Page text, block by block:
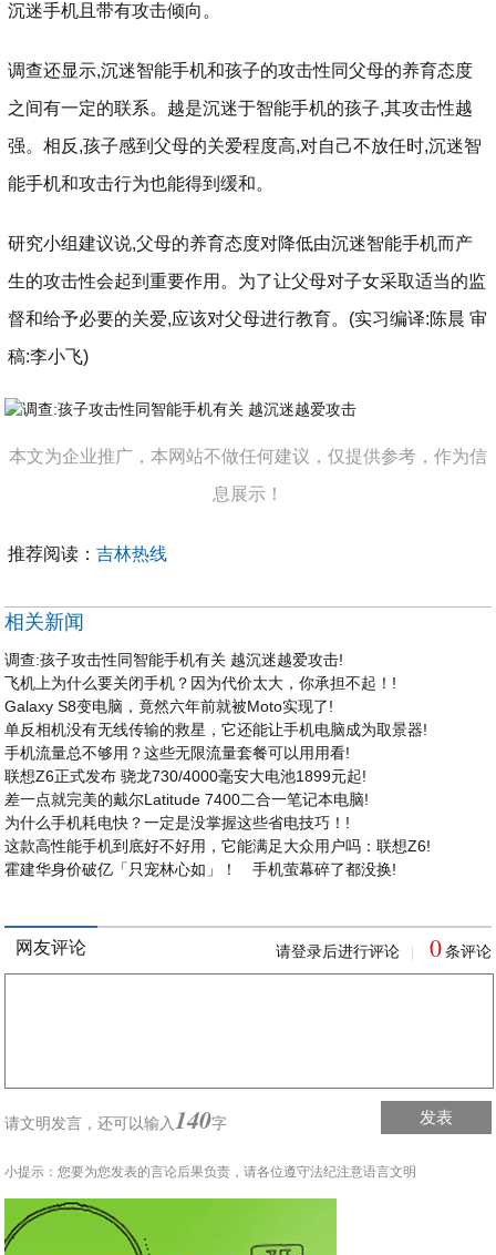
沉迷手机且带有攻击倾向。
调查还显示,沉迷智能手机和孩子的攻击性同父母的养育态度
之间有一定的联系。越是沉迷于智能手机的孩子,其攻击性越
强。相反,孩子感到父母的关爱程度高,对自己不放任时,沉迷智
能手机和攻击行为也能得到缓和。
研究小组建议说,父母的养育态度对降低由沉迷智能手机而产
生的攻击性会起到重要作用。为了让父母对子女采取适当的监
督和给予必要的关爱,应该对父母进行教育。(实习编译:陈晨 审
稿:李小飞)
本文为企业推广，本网站不做任何建议，仅提供参考，作为信
息展示！
推荐阅读：吉林热线
相关新闻
调查:孩子攻击性同智能手机有关 越沉迷越爱攻击!
飞机上为什么要关闭手机？因为代价太大，你承担不起！!
Galaxy S8变电脑，竟然六年前就被Moto实现了!
单反相机没有无线传输的救星，它还能让手机电脑成为取景器!
手机流量总不够用？这些无限流量套餐可以用用看!
联想Z6正式发布 骁龙730/4000毫安大电池1899元起!
差一点就完美的戴尔Latitude 7400二合一笔记本电脑!
为什么手机耗电快？一定是没掌握这些省电技巧！!
这款高性能手机到底好不好用，它能满足大众用户吗：联想Z6!
霍建华身价破亿「只宠林心如」！ 手机萤幕碎了都没换!
网友评论 请登录后进行评论 0 条评论
请文明发言，还可以输入 140字 发表
小提示：您要为您发表的言论后果负责，请各位遵守法纪注意语言文明